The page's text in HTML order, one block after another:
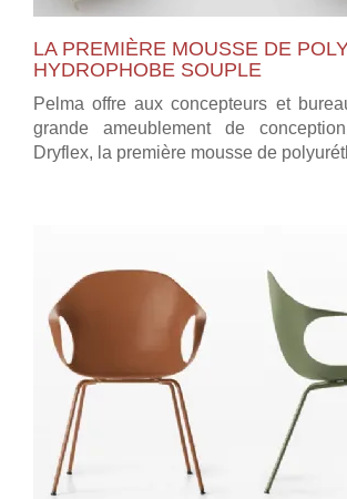
LA PREMIÈRE MOUSSE DE
HYDROPHOBE SOUPLE
Pelma offre aux concepteurs et
grande ameublement de
Dryflex, la première mousse de